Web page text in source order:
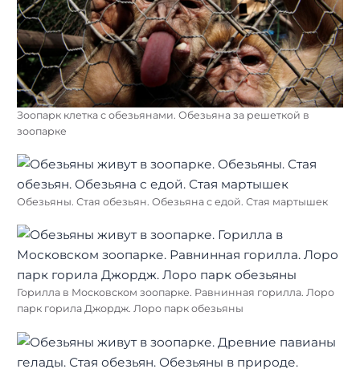
Зоопарк клетка с обезьянами. Обезьяна за решеткой в
зоопарке
Обезьяны. Стая обезьян. Обезьяна с едой. Стая мартышек
Горилла в Московском зоопарке. Равнинная горилла. Лоро
парк горила Джордж. Лоро парк обезьяны
Найти: